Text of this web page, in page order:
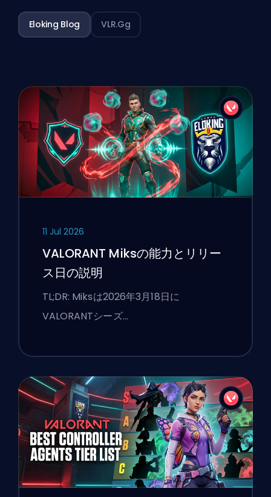
Eloking Blog VLR.gg
11 Jul 2026
VALORANT Miksの能力とリリー
ス日の説明
TL;DR: Miksは2026年3月18日に
VALORANTシーズ…